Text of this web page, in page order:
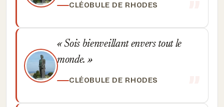
CLÉOBULE DE RHODES
Sois bienveillant envers tout le
monde.
CLÉOBULE DE RHODES